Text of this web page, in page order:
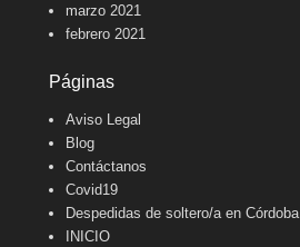
marzo 2021
febrero 2021
Páginas
Aviso Legal
Blog
Contáctanos
Covid19
Despedidas de soltero/a en Córdoba
INICIO